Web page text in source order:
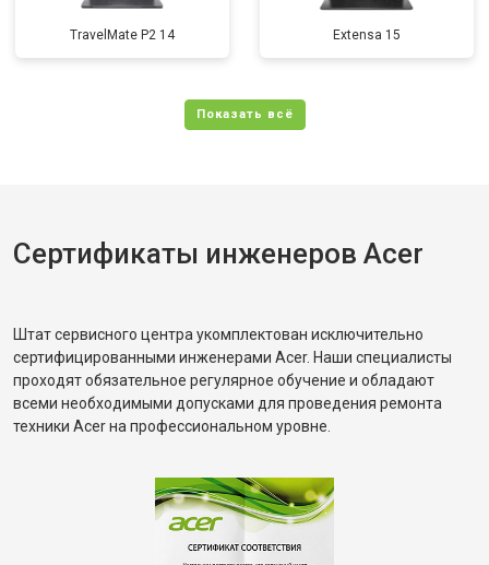
TravelMate P2 14 Extensa 15
Сертификаты инженеров Acer
Штат сервисного центра укомплектован исключительно
сертифицированными инженерами Acer. Наши специалисты
проходят обязательное регулярное обучение и обладают
всеми необходимыми допусками для проведения ремонта
техники Acer на профессиональном уровне.